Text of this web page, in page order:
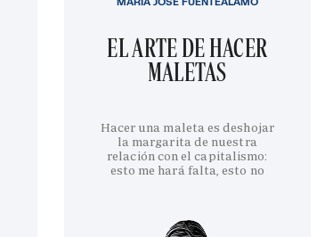
EL ARTE DE HACER
MALETAS
Hacer una maleta es deshojar
la margarita de nuestra
relación con el capitalismo:
esto me hará falta, esto no